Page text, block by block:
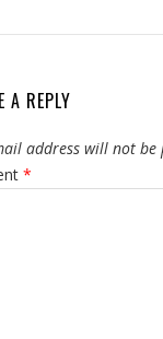
A REPLY
address will not be
*